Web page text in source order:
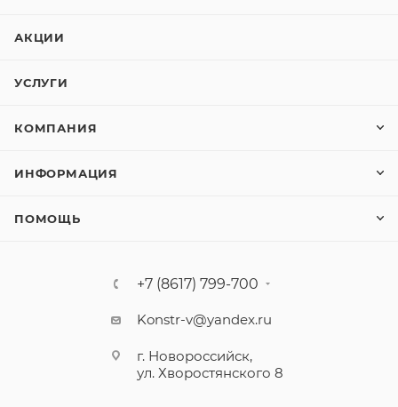
АКЦИИ
УСЛУГИ
КОМПАНИЯ
ИНФОРМАЦИЯ
ПОМОЩЬ
+7 (8617) 799-700
Konstr-v@yandex.ru
г. Новороссийск,
ул. Хворостянского 8